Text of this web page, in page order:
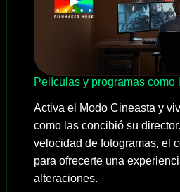
Películas y programas como
Activa el Modo Cineasta y
como las concibió su
velocidad de fotogramas, el
para ofrecerte una
alteraciones.